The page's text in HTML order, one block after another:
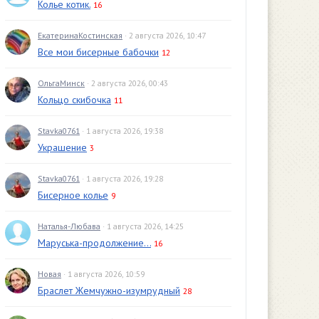
Колье котик. 16
ЕкатеринаКостинская · 2 августа 2026, 10:47
Все мои бисерные бабочки 12
ОльгаМинск · 2 августа 2026, 00:43
Кольцо скибочка 11
Stavka0761 · 1 августа 2026, 19:38
Украшение 3
Stavka0761 · 1 августа 2026, 19:28
Бисерное колье 9
Наталья-Любава · 1 августа 2026, 14:25
Маруська-продолжение... 16
Новая · 1 августа 2026, 10:59
Браслет Жемчужно-изумрудный 28